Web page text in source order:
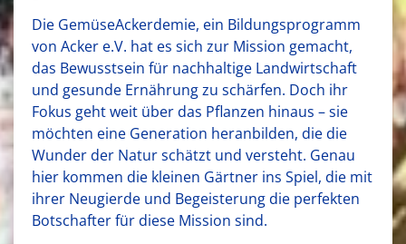
Die GemüseAckerdemie, ein Bildungsprogramm
von Acker e.V. hat es sich zur Mission gemacht,
das Bewusstsein für nachhaltige Landwirtschaft
und gesunde Ernährung zu schärfen. Doch ihr
Fokus geht weit über das Pflanzen hinaus – sie
möchten eine Generation heranbilden, die die
Wunder der Natur schätzt und versteht. Genau
hier kommen die kleinen Gärtner ins Spiel, die mit
ihrer Neugierde und Begeisterung die perfekten
Botschafter für diese Mission sind.